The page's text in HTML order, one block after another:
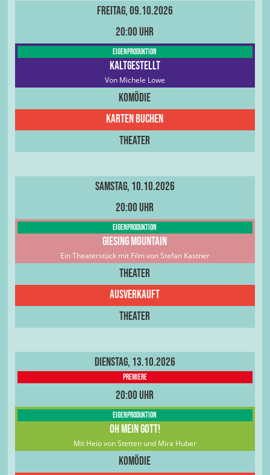
Freitag, 09.10.2026
20:00 Uhr
Eigenproduktion
Kaltgestellt
Von Michele Lowe
Komödie
Karten buchen
Theater
Samstag, 10.10.2026
20:00 Uhr
Eigenproduktion
Giesing Mountain
Ein Theaterstück mit Film von Stefan Kastner
Theater
Ausverkauft
Theater
Dienstag, 13.10.2026
Premiere
20:00 Uhr
Eigenproduktion
Oh Mein Gott!
Mit Heio von Stetten und Mira Huber
Komödie